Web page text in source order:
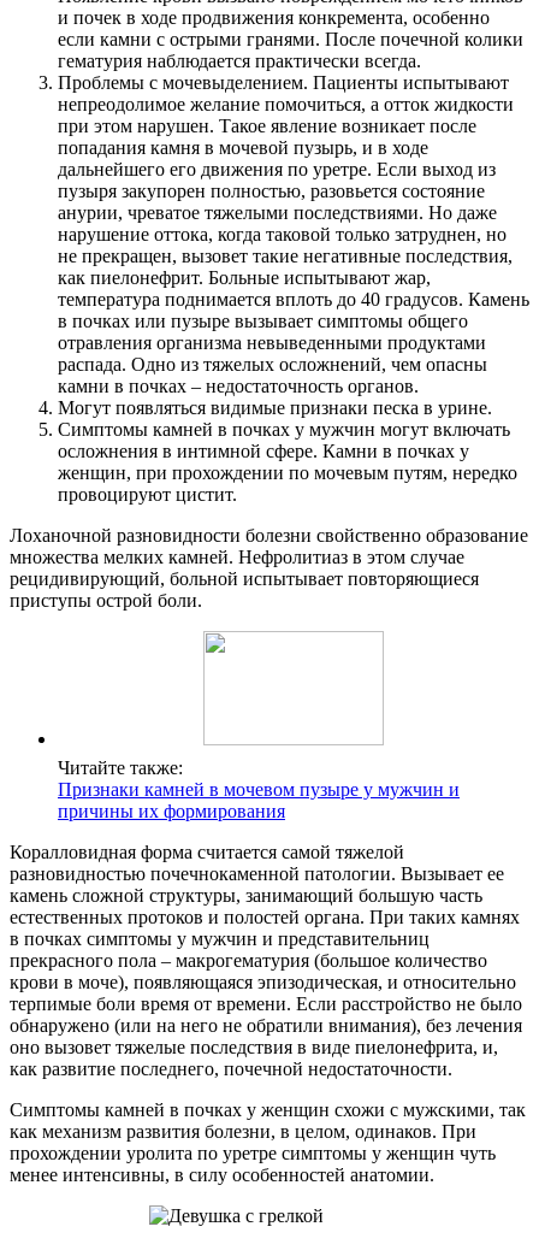
и почек в ходе продвижения конкремента, особенно
если камни с острыми гранями. После почечной колики
гематурия наблюдается практически всегда.
Проблемы с мочевыделением. Пациенты испытывают
непреодолимое желание помочиться, а отток жидкости
при этом нарушен. Такое явление возникает после
попадания камня в мочевой пузырь, и в ходе
дальнейшего его движения по уретре. Если выход из
пузыря закупорен полностью, разовьется состояние
анурии, чреватое тяжелыми последствиями. Но даже
нарушение оттока, когда таковой только затруднен, но
не прекращен, вызовет такие негативные последствия,
как пиелонефрит. Больные испытывают жар,
температура поднимается вплоть до 40 градусов. Камень
в почках или пузыре вызывает симптомы общего
отравления организма невыведенными продуктами
распада. Одно из тяжелых осложнений, чем опасны
камни в почках – недостаточность органов.
Могут появляться видимые признаки песка в урине.
Симптомы камней в почках у мужчин могут включать
осложнения в интимной сфере. Камни в почках у
женщин, при прохождении по мочевым путям, нередко
провоцируют цистит.
Лоханочной разновидности болезни свойственно образование
множества мелких камней. Нефролитиаз в этом случае
рецидивирующий, больной испытывает повторяющиеся
приступы острой боли.
Читайте также:
Признаки камней в мочевом пузыре у мужчин и
причины их формирования
Коралловидная форма считается самой тяжелой
разновидностью почечнокаменной патологии. Вызывает ее
камень сложной структуры, занимающий большую часть
естественных протоков и полостей органа. При таких камнях
в почках симптомы у мужчин и представительниц
прекрасного пола – макрогематурия (большое количество
крови в моче), появляющаяся эпизодическая, и относительно
терпимые боли время от времени. Если расстройство не было
обнаружено (или на него не обратили внимания), без лечения
оно вызовет тяжелые последствия в виде пиелонефрита, и,
как развитие последнего, почечной недостаточности.
Симптомы камней в почках у женщин схожи с мужскими, так
как механизм развития болезни, в целом, одинаков. При
прохождении уролита по уретре симптомы у женщин чуть
менее интенсивны, в силу особенностей анатомии.